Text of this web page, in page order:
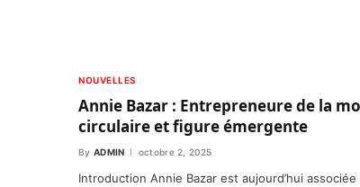
NOUVELLES
Annie Bazar : Entrepreneure de la
circulaire et figure émergente
By ADMIN octobre 2, 2025
Introduction Annie Bazar est aujourd’hui associée